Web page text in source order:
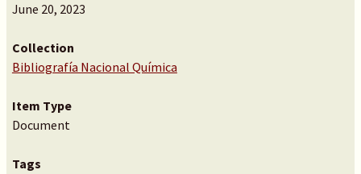
June 20, 2023
Collection
Bibliografía Nacional Química
Item Type
Document
Tags